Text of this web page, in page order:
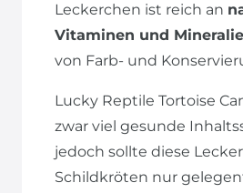
Leckerchen ist reich an
Vitaminen und
von Farb- und
Lucky Reptile Tortoise
zwar viel gesunde
jedoch sollte diese
Schildkröten nur